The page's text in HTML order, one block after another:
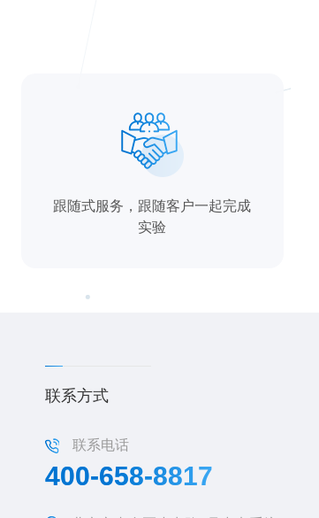
跟随式服务，跟随客户一起完成
实验
联系方式
联系电话
400-658-8817